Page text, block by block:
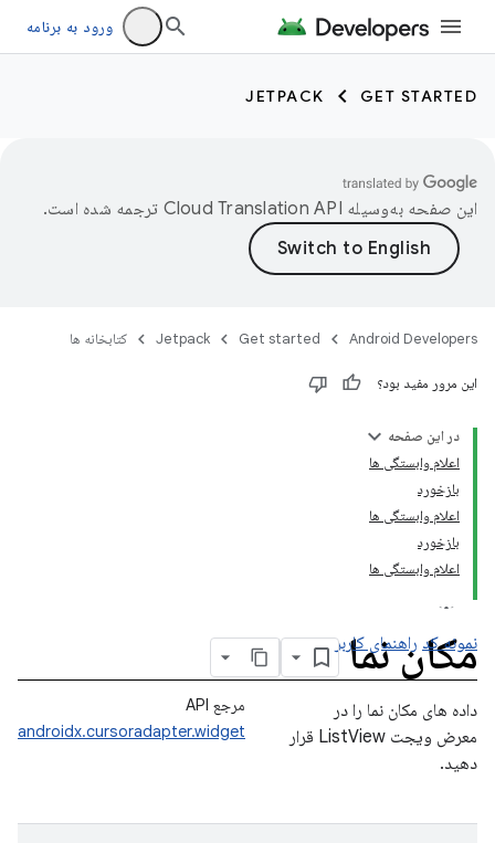
ورود به برنامه
GET STARTED
JETPACK
این صفحه به‌وسیله ترجمه شده است.
Android Developers
Get started
Jetpack کتابخانه ها
این مرور مفید بود؟
در این صفحه
اعلام وابستگی ها
بازخورد
اعلام وابستگی ها
بازخورد
اعلام وابستگی ها
مکان نما
نمونه کد راهنمای کاربر
مرجع API
androidx.cursoradapter.widget
داده های مکان نما را در
معرض ویجت ListView قرار
دهید.